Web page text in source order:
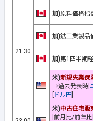
21:30
加)原料価格指
加)鉱工業製品
加)第1四半期
米)新規失業保
→過去発表時[
ドル円
米)中古住宅販
[前月比/前年比]